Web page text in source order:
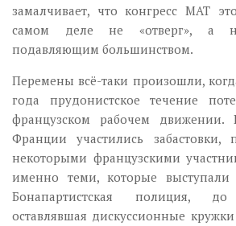
замалчивает, что конгресс МАТ
самом деле не «отверг», а
подавляющим большинством.
Перемены всё-таки произошли,
года прудонистское течение
французском рабочем
Франции участились забастовки,
некоторыми французскими
именно теми, которые
Бонапартистская полиция,
оставлявшая дискуссионные